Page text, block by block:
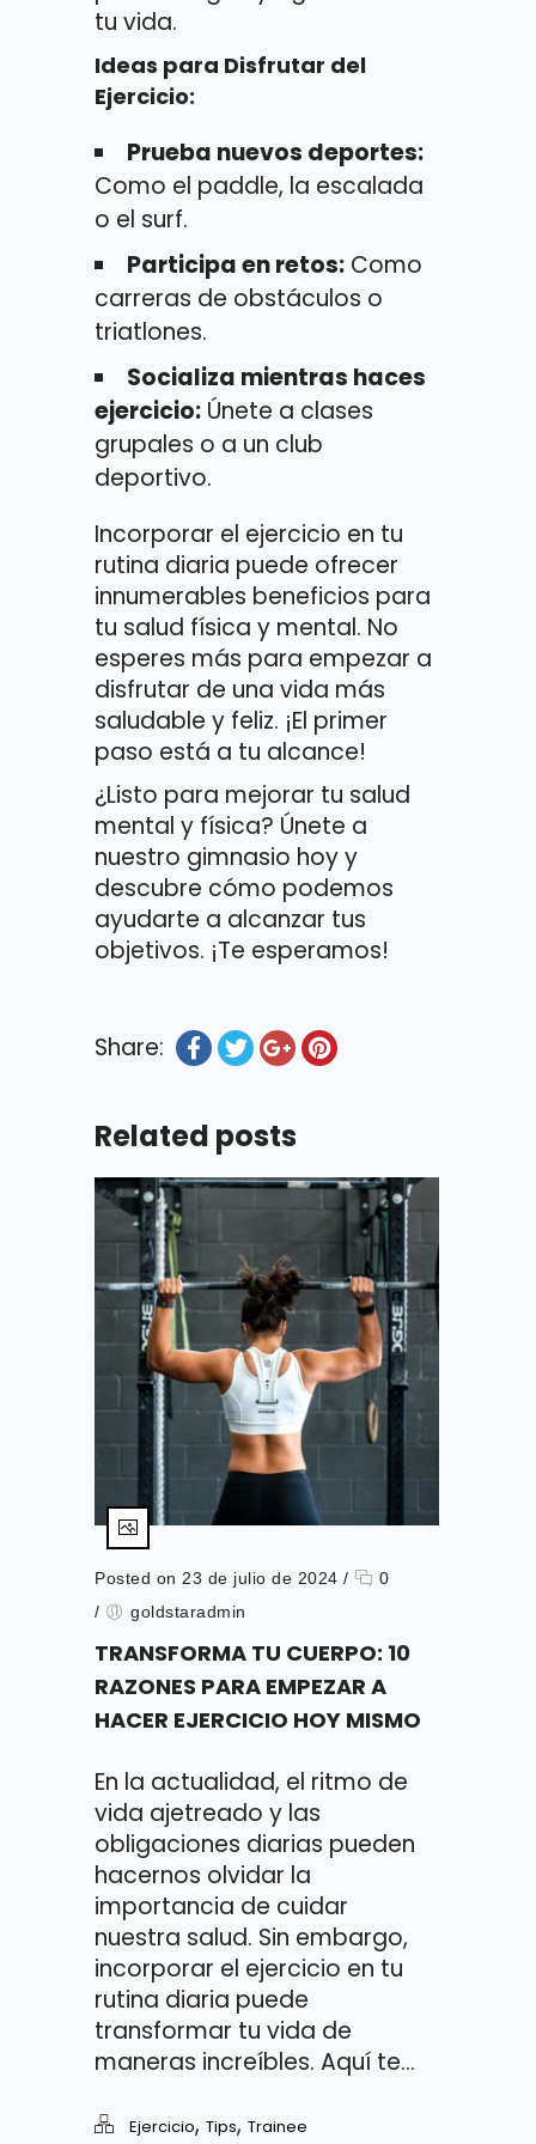
tu vida.
Ideas para Disfrutar del
Ejercicio:
Prueba nuevos deportes:
Como el paddle, la escalada
o el surf.
Participa en retos: Como
carreras de obstáculos o
triatlones.
Socializa mientras haces
ejercicio: Únete a clases
grupales o a un club
deportivo.
Incorporar el ejercicio en tu
rutina diaria puede ofrecer
innumerables beneficios para
tu salud física y mental. No
esperes más para empezar a
disfrutar de una vida más
saludable y feliz. ¡El primer
paso está a tu alcance!
¿Listo para mejorar tu salud
mental y física? Únete a
nuestro gimnasio hoy y
descubre cómo podemos
ayudarte a alcanzar tus
objetivos. ¡Te esperamos!
Share:
Related posts
Posted on 23 de julio de 2024 /
0
/
goldstaradmin
TRANSFORMA TU CUERPO: 10
RAZONES PARA EMPEZAR A
HACER EJERCICIO HOY MISMO
En la actualidad, el ritmo de
vida ajetreado y las
obligaciones diarias pueden
hacernos olvidar la
importancia de cuidar
nuestra salud. Sin embargo,
incorporar el ejercicio en tu
rutina diaria puede
transformar tu vida de
maneras increíbles. Aquí te...
Ejercicio, Tips, Trainee